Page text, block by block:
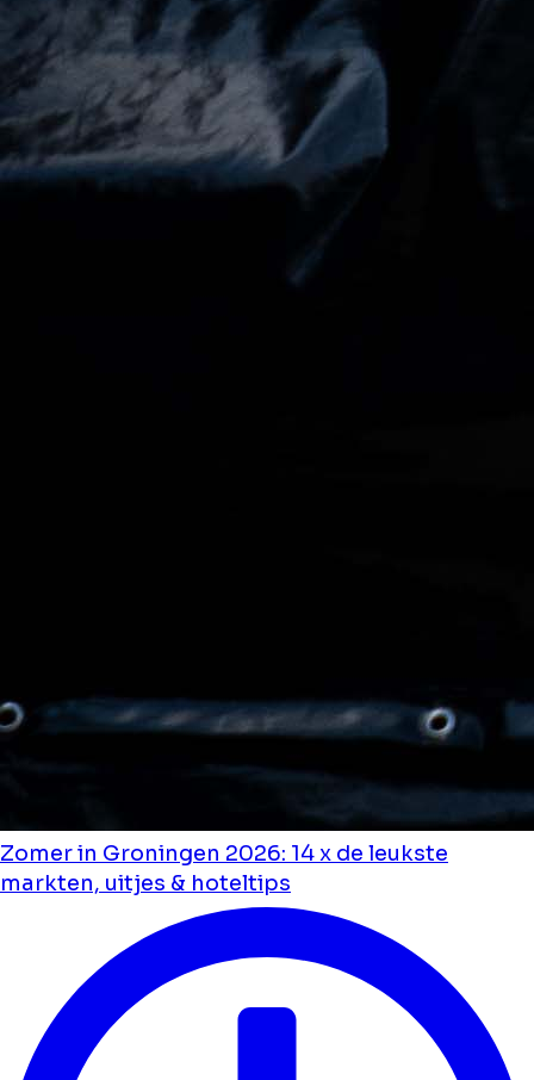
Zomer in Groningen 2026: 14 x de leukste
markten, uitjes & hoteltips